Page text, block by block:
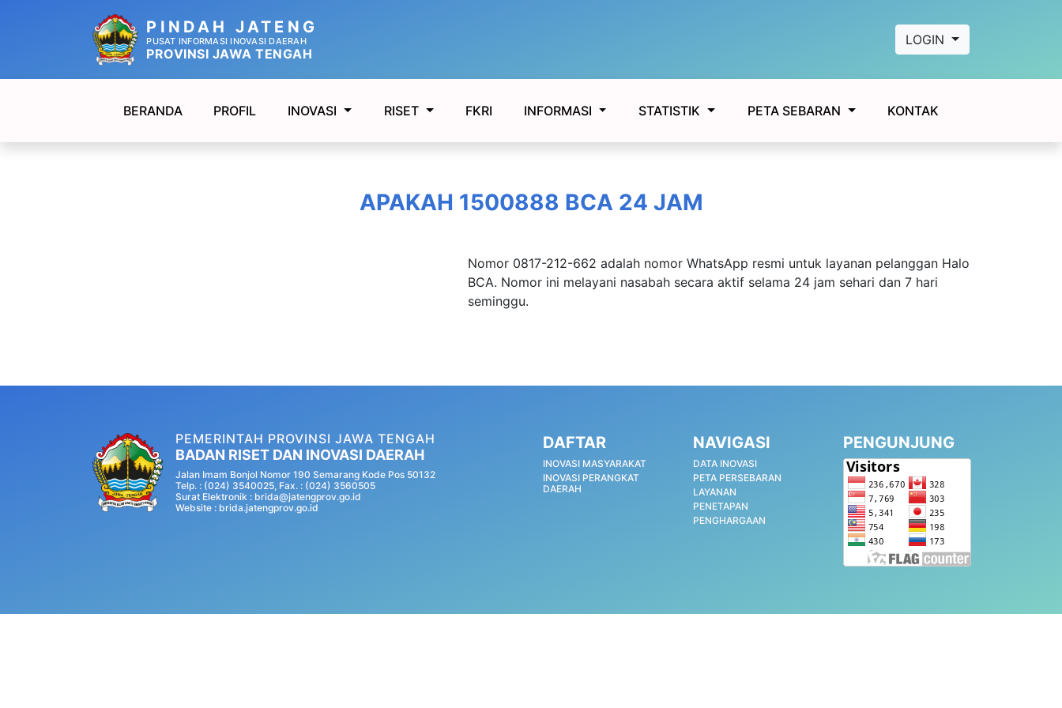
PINDAH JATENG
PUSAT INFORMASI INOVASI DAERAH
PROVINSI JAWA TENGAH
LOGIN
BERANDA PROFIL INOVASI RISET FKRI INFORMASI STATISTIK PETA SEBARAN KONTAK
APAKAH 1500888 BCA 24 JAM
Nomor 0817-212-662 adalah nomor WhatsApp resmi untuk layanan pelanggan Halo
BCA. Nomor ini melayani nasabah secara aktif selama 24 jam sehari dan 7 hari
seminggu.
PEMERINTAH PROVINSI JAWA TENGAH
BADAN RISET DAN INOVASI DAERAH
Jalan Imam Bonjol Nomor 190 Semarang Kode Pos 50132
Telp. : (024) 3540025, Fax. : (024) 3560505
Surat Elektronik : brida@jatengprov.go.id
Website : brida.jatengprov.go.id
DAFTAR
INOVASI MASYARAKAT
INOVASI PERANGKAT
DAERAH
NAVIGASI
DATA INOVASI
PETA PERSEBARAN
LAYANAN
PENETAPAN
PENGHARGAAN
PENGUNJUNG